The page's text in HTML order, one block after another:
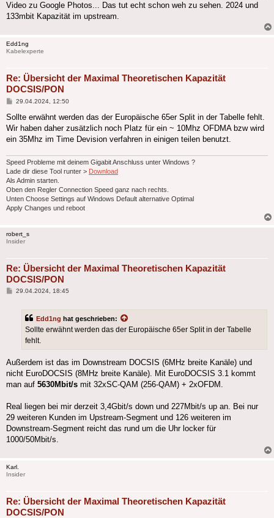
Video zu Google Photos... Das tut echt schon weh zu sehen. 2024 und
133mbit Kapazität im upstream.
Edd1ng
Kabelexperte
Re: Übersicht der Maximal Theoretischen Kapazität
DOCSIS/PON
Beitrag
29.04.2024, 12:50
Sollte erwähnt werden das der Europäische 65er Split in der Tabelle fehlt.
Wir haben daher zusätzlich noch Platz für ein ~ 10Mhz OFDMA bzw wird
ein 35Mhz im Time Devision verfahren in einigen teilen benutzt.
Speed Probleme mit deinem Gigabit Anschluss unter Windows ?
Lade dir diese Tool runter > Download
Als Admin starten.
Oben den Regler Connection Speed ganz nach rechts.
Unten Choose Settings auf Windows Default alternative Optimal
Apply Changes und reboot
robert_s
Insider
Re: Übersicht der Maximal Theoretischen Kapazität
DOCSIS/PON
Beitrag
29.04.2024, 18:45
Edd1ng hat geschrieben:
Sollte erwähnt werden das der Europäische 65er Split in der Tabelle
fehlt.
Außerdem ist das im Downstream DOCSIS (6MHz breite Kanäle) und
nicht EuroDOCSIS (8MHz breite Kanäle). Mit EuroDOCSIS 3.1 kommt
man auf 5630Mbit/s mit 32xSC-QAM (256-QAM) + 2xOFDM.
Real liegen bei mir derzeit 3,4Gbit/s down und 227Mbit/s up an. Bei nur
29 weiteren Kunden im Upstream-Segment und 126 weiteren im
Downstream-Segment reicht das rund um die Uhr locker für
1000/50Mbit/s.
Karl.
Insider
Re: Übersicht der Maximal Theoretischen Kapazität
DOCSIS/PON